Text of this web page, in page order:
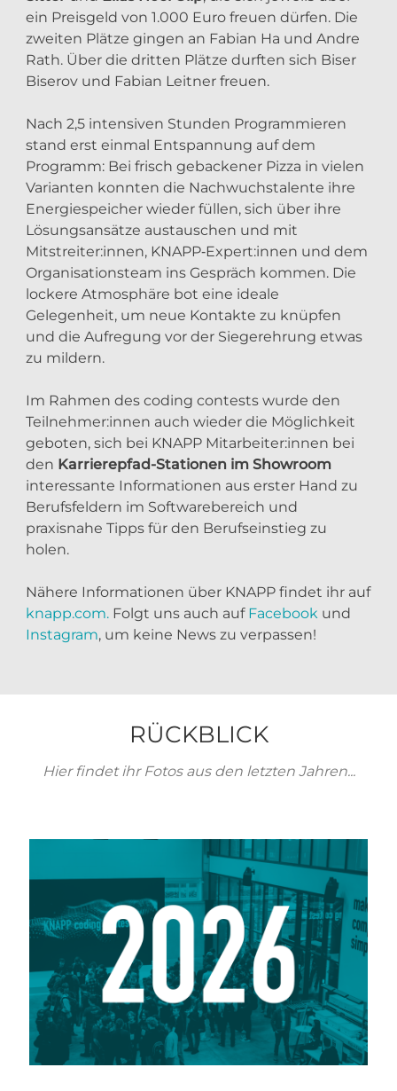
ein Preisgeld von 1.000 Euro freuen dürfen. Die
zweiten Plätze gingen an Fabian Ha und Andre
Rath. Über die dritten Plätze durften sich Biser
Biserov und Fabian Leitner freuen.
Nach 2,5 intensiven Stunden Programmieren
stand erst einmal Entspannung auf dem
Programm: Bei frisch gebackener Pizza in vielen
Varianten konnten die Nachwuchstalente ihre
Energiespeicher wieder füllen, sich über ihre
Lösungsansätze austauschen und mit
Mitstreiter:innen, KNAPP‑Expert:innen und dem
Organisationsteam ins Gespräch kommen. Die
lockere Atmosphäre bot eine ideale
Gelegenheit, um neue Kontakte zu knüpfen
und die Aufregung vor der Siegerehrung etwas
zu mildern.
Im Rahmen des coding contests wurde den
Teilnehmer:innen auch wieder die Möglichkeit
geboten, sich bei KNAPP Mitarbeiter:innen bei
den Karrierepfad-Stationen im Showroom
interessante Informationen aus erster Hand zu
Berufsfeldern im Softwarebereich und
praxisnahe Tipps für den Berufseinstieg zu
holen.
Nähere Informationen über KNAPP findet ihr auf
knapp.com.Folgt uns auch auf Facebook und
Instagram, um keine News zu verpassen!
RÜCKBLICK
Hier findet ihr Fotos aus den letzten Jahren...